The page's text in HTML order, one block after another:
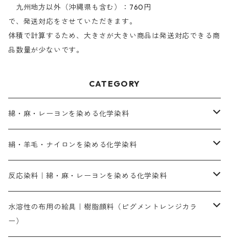
九州地方以外（沖縄県も含む）：760円
で、発送対応をさせていただきます。
体積で計算するため、大きさが大きい商品は発送対応できる商
品数量が少ないです。
CATEGORY
綿・麻・レーヨンを染める化学染料
直接染料－染色手順が簡単
人気のおすすめ直接染料
染色に必要な薬品類
絹・羊毛・ナイロンを染める化学染料
お買い得品
染料一覧
人気のおすすめ染料
染色に必要な薬品類
反応染料｜綿・麻・レーヨンを染める化学染料
お勧めの3原色（赤・青・黄色）
お勧め｜スミフィックス～
3原色以外の色目
水溶性の布用の絵具｜樹脂顔料（ピグメントレンジカラ
ー）